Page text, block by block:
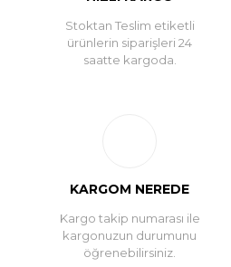
Stoktan Teslim etiketli
ürünlerin siparişleri 24
saatte kargoda.
KARGOM NEREDE
Kargo takip numarası ile
kargonuzun durumunu
öğrenebilirsiniz.